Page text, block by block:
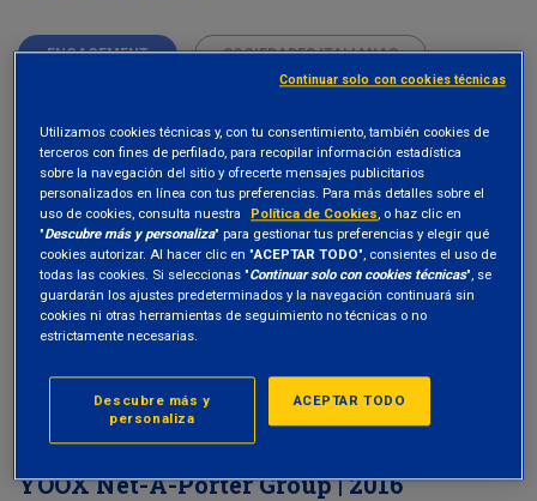
ENGAGEMENT SOCIEDADES ITALIANAS
VOTAR EN LA JUNTA GENERAL 27 April 2016
Snam | 2016
ENGAGEMENT SOCIEDADES ITALIANAS
YOOX Net-A-Porter Group | 2016
Utilizamos cookies técnicas y, con tu consentimiento, también cookies de
terceros con fines de perfilado, para recopilar información estadística
sobre la navegación del sitio y ofrecerte mensajes publicitarios
personalizados en línea con tus preferencias. Para más detalles sobre el
uso de cookies, consulta nuestra
Política de Cookies, o haz clic en
"Descubre más y personaliza" para gestionar tus preferencias y elegir qué
cookies autorizar. Al hacer clic en "ACEPTAR TODO", consientes el uso de
todas las cookies. Si seleccionas "Continuar solo con cookies técnicas", se
guardarán los ajustes predeterminados y la navegación continuará sin
cookies ni otras herramientas de seguimiento no técnicas o no
estrictamente necesarias.
ACEPTAR TODO
Descubre más y
personaliza
Continuar solo con cookies técnicas